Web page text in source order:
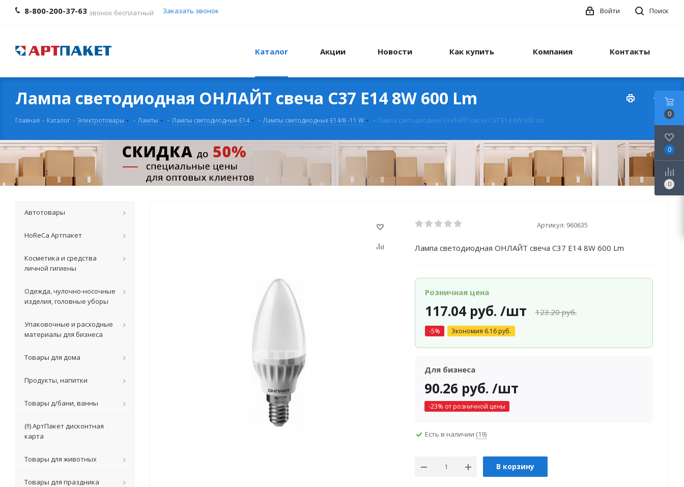
8-800-200-37-63 звонок бесплатный Заказать звонок Поиск
Войти
Каталог Акции Новости Как купить Компания Контакты
Лампа светодиодная ОНЛАЙТ свеча С37 Е14 8W 600 Lm
Главная - Каталог - Электротовары - Лампы - Лампы светодиодные Е14 - Лампы светодиодные Е14/8 -11 W - Лампа светодиодная ОНЛАЙТ свеча С37 Е14 8W 600 Lm
Артикул: 960635
Лампа светодиодная ОНЛАЙТ свеча С37 Е14 8W 600 Lm
Розничная цена
117.04руб. /шт 123.20руб.
-5% Экономия 6.16руб.
Для бизнеса
90.26 руб. /шт
-23% от розничной цены
Есть в наличии (19)
В корзину
Автотовары
HoReCa Артпакет
Косметика и средства
личной гигиены
Одежда, чулочно-носочные
изделия, головные уборы
Упаковочные и расходные
материалы для бизнеса
Товары для дома
Продукты, напитки
Товары д/бани, ванны
(!!) АртПакет дисконтная
карта
Товары для животных
Товары для праздника
0
0
0